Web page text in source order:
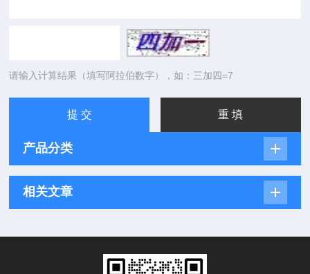
请输入计算结果（填写阿拉伯数字），如：三加四=7
产品分类
相关文章